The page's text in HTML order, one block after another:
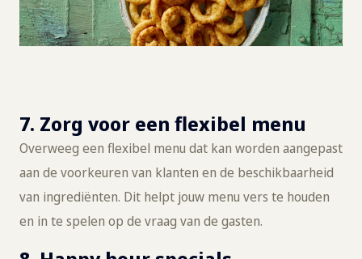
7. Zorg voor een flexibel menu
Overweeg een flexibel menu dat kan worden aangepast
aan de voorkeuren van klanten en de beschikbaarheid
van ingrediënten. Dit helpt jouw menu vers te houden
en in te spelen op de vraag van de gasten.